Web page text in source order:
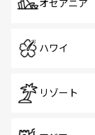
オセアニア
ハワイ
リゾート